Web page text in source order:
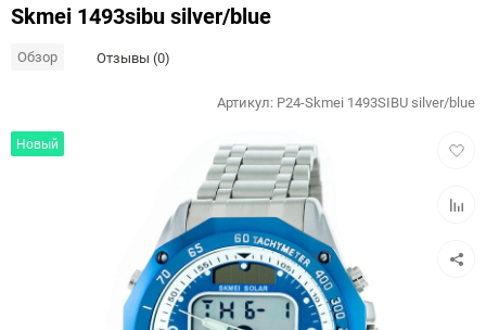
Skmei 1493sibu silver/blue
Обзор Отзывы (0)
Новый
Артикул: P24-Skmei 1493SIBU silver/blue